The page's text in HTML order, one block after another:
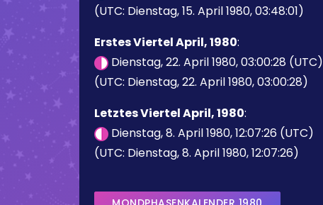
(UTC: Dienstag, 15. April 1980, 03:48:01)
Erstes Viertel April, 1980:
Dienstag, 22. April 1980, 03:00:28 (UTC)
(UTC: Dienstag, 22. April 1980, 03:00:28)
Letztes Viertel April, 1980:
Dienstag, 8. April 1980, 12:07:26 (UTC)
(UTC: Dienstag, 8. April 1980, 12:07:26)